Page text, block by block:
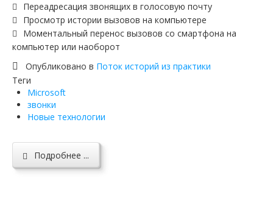
Переадресация звонящих в голосовую почту
Просмотр истории вызовов на компьютере
Моментальный перенос вызовов со смартфона на
компьютер или наоборот
Опубликовано в Поток историй из практики
Теги
Microsoft
звонки
Новые технологии
Подробнее ...